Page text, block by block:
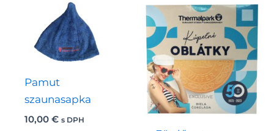
Pamut
szaunasapka
10,00€ s DPH